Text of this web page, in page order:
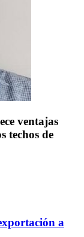
ventajas
techos de
a